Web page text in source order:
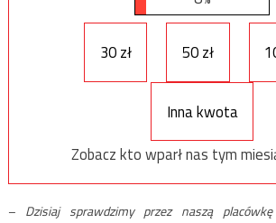
30 zł 50 zł
Inna kwota
Zobacz kto wparł nas tym
– Dzisiaj sprawdzimy przez naszą